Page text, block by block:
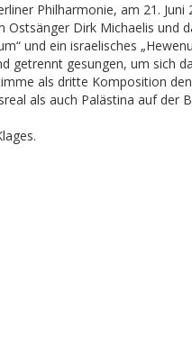
Philharmonie, am 21.
Ostsänger Dirk Michaelis und
und ein israelisches
getrennt gesungen, um sich
als dritte Komposition
als auch Palästina auf der